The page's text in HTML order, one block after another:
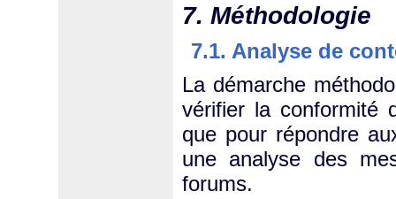
7. Méthodologie
7.1. Analyse de
La démarche
vérifier la conformité
que pour répondre
une analyse des
forums.